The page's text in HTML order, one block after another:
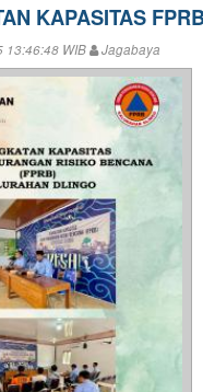
KAPASITAS
13:46:48 WIB Jagabaya